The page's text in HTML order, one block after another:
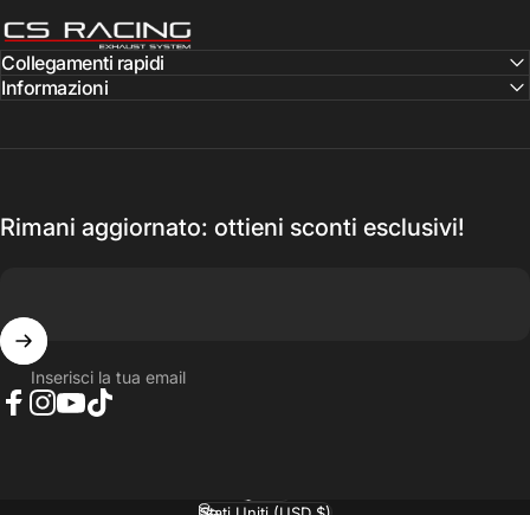
CS Racing Exhaust
Collegamenti rapidi
Informazioni
Rimani aggiornato: ottieni sconti esclusivi!
Inserisci la tua email
Lingua